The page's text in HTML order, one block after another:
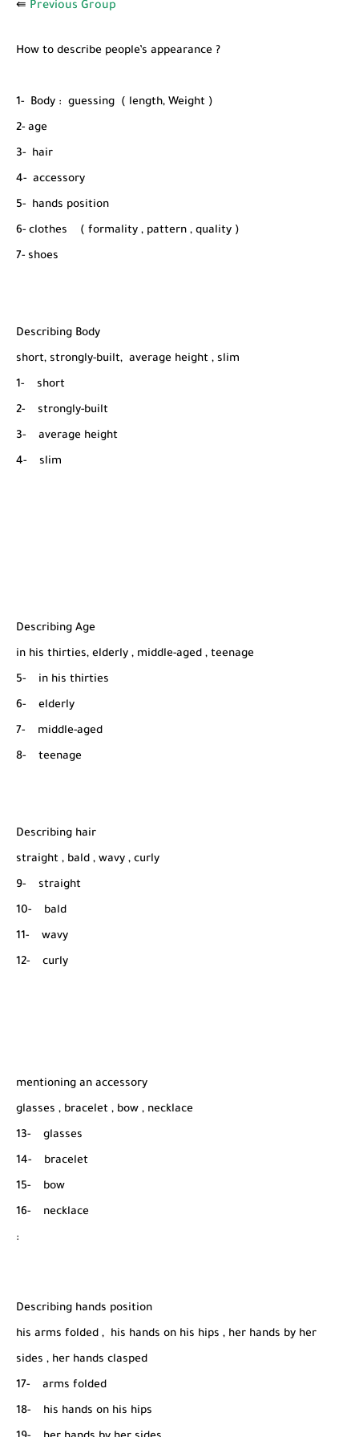
شرح قسم القراءة لكل وحدات الكتاب Super Goal 3 -... ⇚ Previous Group
How to describe people’s appearance ?
1- Body : guessing ( length, Weight )
2- age
3- hair
4- accessory
5- hands position
6- clothes ( formality , pattern , quality )
7- shoes
Describing Body
short, strongly-built, average height , slim
1- short
2- strongly-built
3- average height
4- slim
Describing Age
in his thirties, elderly , middle-aged , teenage
5- in his thirties
6- elderly
7- middle-aged
8- teenage
Describing hair
straight , bald , wavy , curly
9- straight
10- bald
11- wavy
12- curly
mentioning an accessory
glasses , bracelet , bow , necklace
13- glasses
14- bracelet
15- bow
16- necklace
:
Describing hands position
his arms folded , his hands on his hips , her hands by her
sides , her hands clasped
17- arms folded
18- his hands on his hips